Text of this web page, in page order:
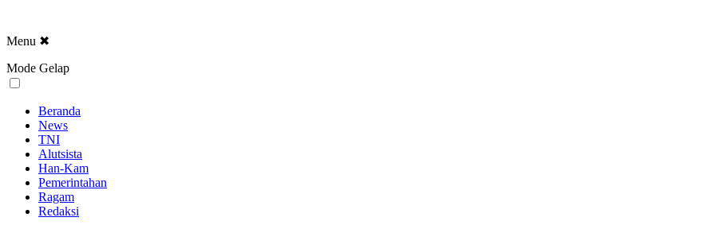
Menu ✖
Mode Gelap
Beranda
News
TNI
Alutsista
Han-Kam
Pemerintahan
Ragam
Redaksi